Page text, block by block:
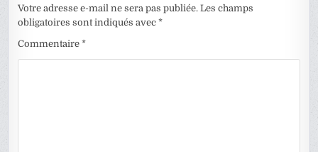
Votre adresse e-mail ne sera pas publiée. Les champs
obligatoires sont indiqués avec*
Commentaire*